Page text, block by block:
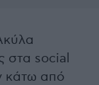
στα social
κάτω από